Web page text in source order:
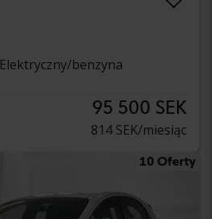
Elektryczny/benzyna
95 500 SEK
814 SEK/miesiąc
10 Oferty